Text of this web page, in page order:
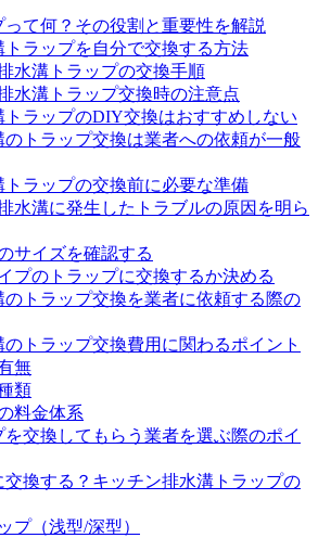
て何？その役割と重要性を解説
トラップを自分で交換する方法
水溝トラップの交換手順
水溝トラップ交換時の注意点
トラップのDIY交換はおすすめしない
のトラップ交換は業者への依頼が一般
トラップの交換前に必要な準備
水溝に発生したトラブルの原因を明ら
サイズを確認する
プのトラップに交換するか決める
のトラップ交換を業者に依頼する際の
トラップ交換費用に関わるポイント
無
類
料金体系
交換してもらう業者を選ぶ際のポイ
交換する？キッチン排水溝トラップの
プ（浅型/深型）